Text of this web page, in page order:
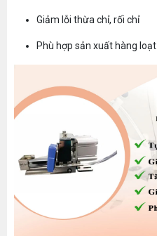
Giảm lỗi thừa chỉ, rối chỉ
Phù hợp sản xuất hàng loạt